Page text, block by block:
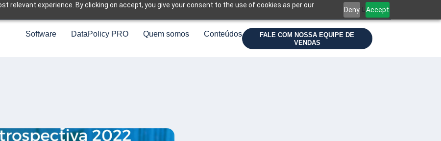
relevant experience. By clicking on accept, you give your consent to the use of cookies as per our
Deny Accept
Login
Software DataPolicy PRO Quem somos Conteúdos
FALE COM NOSSA EQUIPE DE
VENDAS
.